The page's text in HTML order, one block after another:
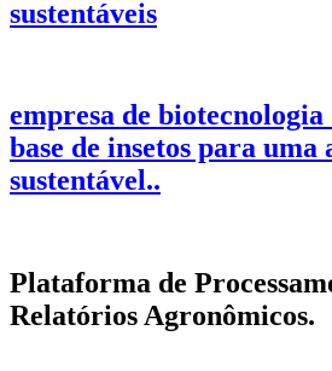
sustentáveis
empresa de
base de insetos para uma
sustentável..
Plataforma de
Relatórios Agronômicos.